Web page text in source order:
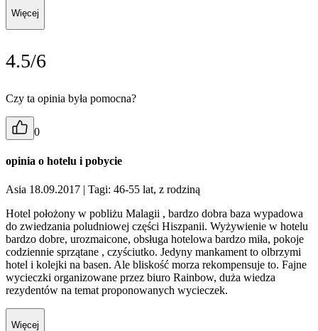
Więcej
4.5/6
Czy ta opinia była pomocna?
0
opinia o hotelu i pobycie
Asia 18.09.2017 | Tagi: 46-55 lat, z rodziną
Hotel położony w pobliżu Malagii , bardzo dobra baza wypadowa
do zwiedzania poludniowej części Hiszpanii. Wyżywienie w hotelu
bardzo dobre, urozmaicone, obsługa hotelowa bardzo miła, pokoje
codziennie sprzątane , czyściutko. Jedyny mankament to olbrzymi
hotel i kolejki na basen. Ale bliskość morza rekompensuje to. Fajne
wycieczki organizowane przez biuro Rainbow, duża wiedza
rezydentów na temat proponowanych wycieczek.
Więcej